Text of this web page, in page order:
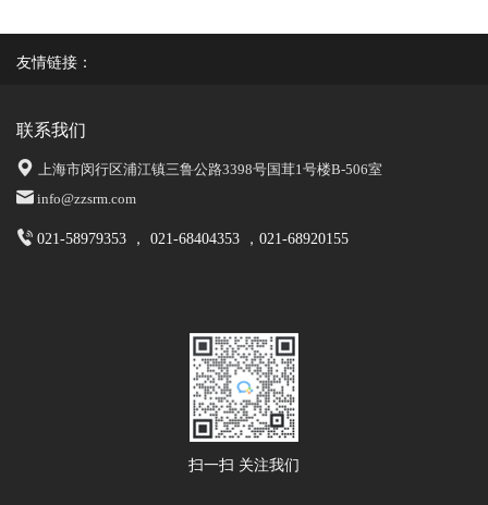
友情链接：
联系我们
上海市闵行区浦江镇三鲁公路3398号国茸1号楼B-506室
info@zzsrm.com
021-58979353 ， 021-68404353 ，021-68920155
扫一扫 关注我们